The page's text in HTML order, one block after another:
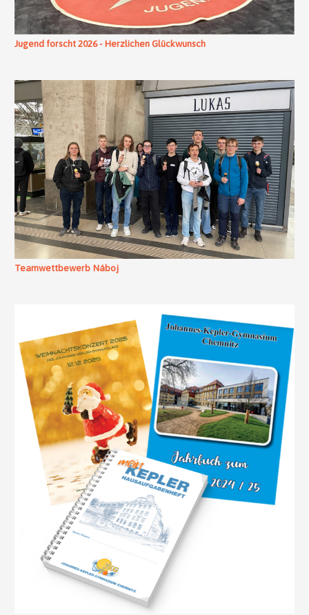
Jugend forscht 2026 - Herzlichen Glückwunsch
Teamwettbewerb Náboj